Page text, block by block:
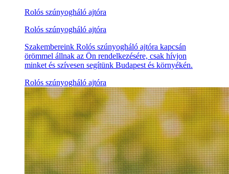
Rolós szúnyogháló ajtóra
Rolós szúnyogháló ajtóra
Szakembereink Rolós szúnyogháló ajtóra kapcsán
örömmel állnak az Ön rendelkezésére, csak hívjon
minket és szívesen segítünk Budapest és környékén.
Rolós szúnyogháló ajtóra